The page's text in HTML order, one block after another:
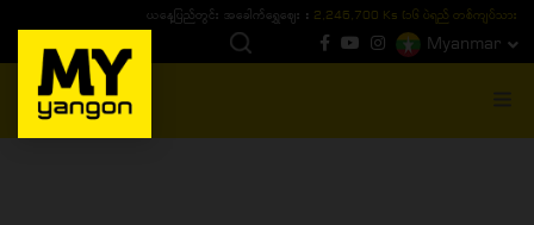
ယနေ့ပြည်တွင်း ၁၅ ပဲရည်ရွှေဈေး :3,770,000 - ပြင်ပပေါက်စျေး (၁၆ ပဲရည် တစ်ကျပ်
Myanmar
MENU